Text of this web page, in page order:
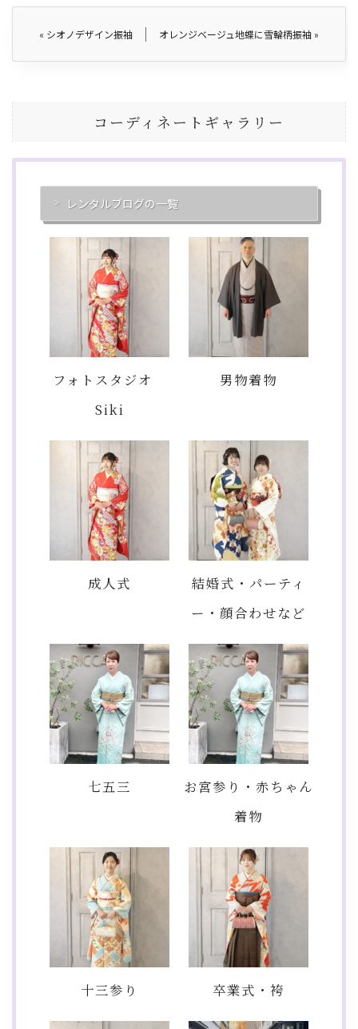
« シオノデザイン振袖 オレンジベージュ地蝶に雪輪柄振袖»
コーディネートギャラリー
レンタルブログの一覧
フォトスタジオ
Siki
男物着物
成人式
結婚式・パーティ
ー・顔合わせなど
七五三
お宮参り・赤ちゃん
着物
十三参り 卒業式・袴